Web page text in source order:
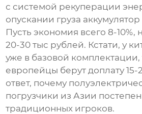
с системой рекуперации
опускании груза
Пусть экономия всего 8-10%,
20-30 тыс рублей. Кстати, у
уже в базовой комплектации,
европейцы берут доплату 15-
ответ, почему
погрузчики из Азии
традиционных игроков.